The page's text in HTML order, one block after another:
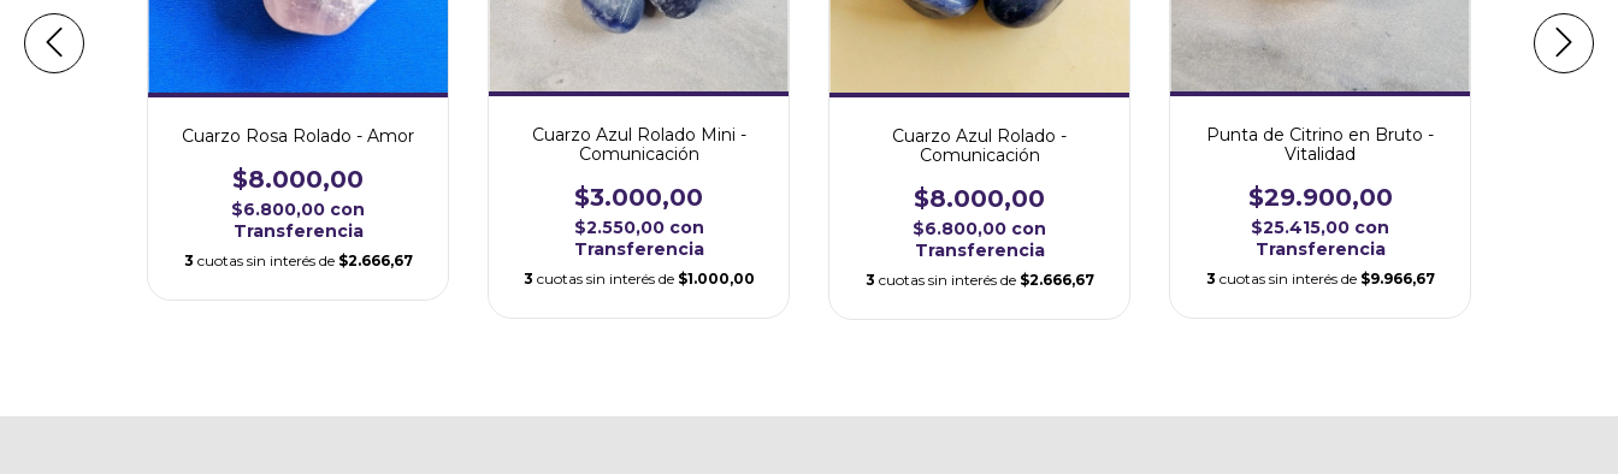
Cuarzo Rosa Rolado - Amor
$8.000,00
$6.800,00 con
Transferencia
3 cuotas sin interés de $2.666,67
Cuarzo Azul Rolado Mini -
Comunicación
$3.000,00
$2.550,00 con
Transferencia
3 cuotas sin interés de $1.000,00
Cuarzo Azul Rolado -
Comunicación
$8.000,00
$6.800,00 con
Transferencia
3 cuotas sin interés de $2.666,67
Punta de Citrino en Bruto -
Vitalidad
$29.900,00
$25.415,00 con
Transferencia
3 cuotas sin interés de $9.966,67